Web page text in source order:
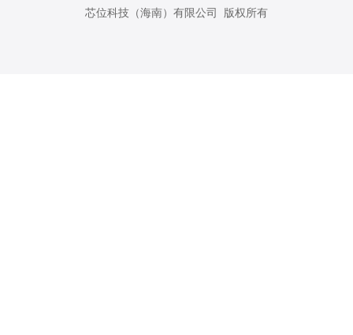
芯位科技（海南）有限公司 版权所有